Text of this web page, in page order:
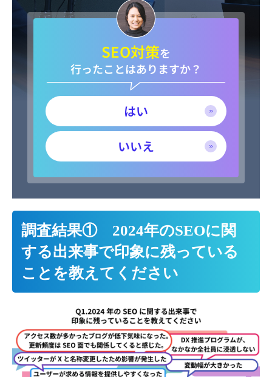
SEO対策を
行ったことはありますか？
はい
いいえ
調査結果① 2024年のSEOに関
する出来事で印象に残っている
ことを教えてください